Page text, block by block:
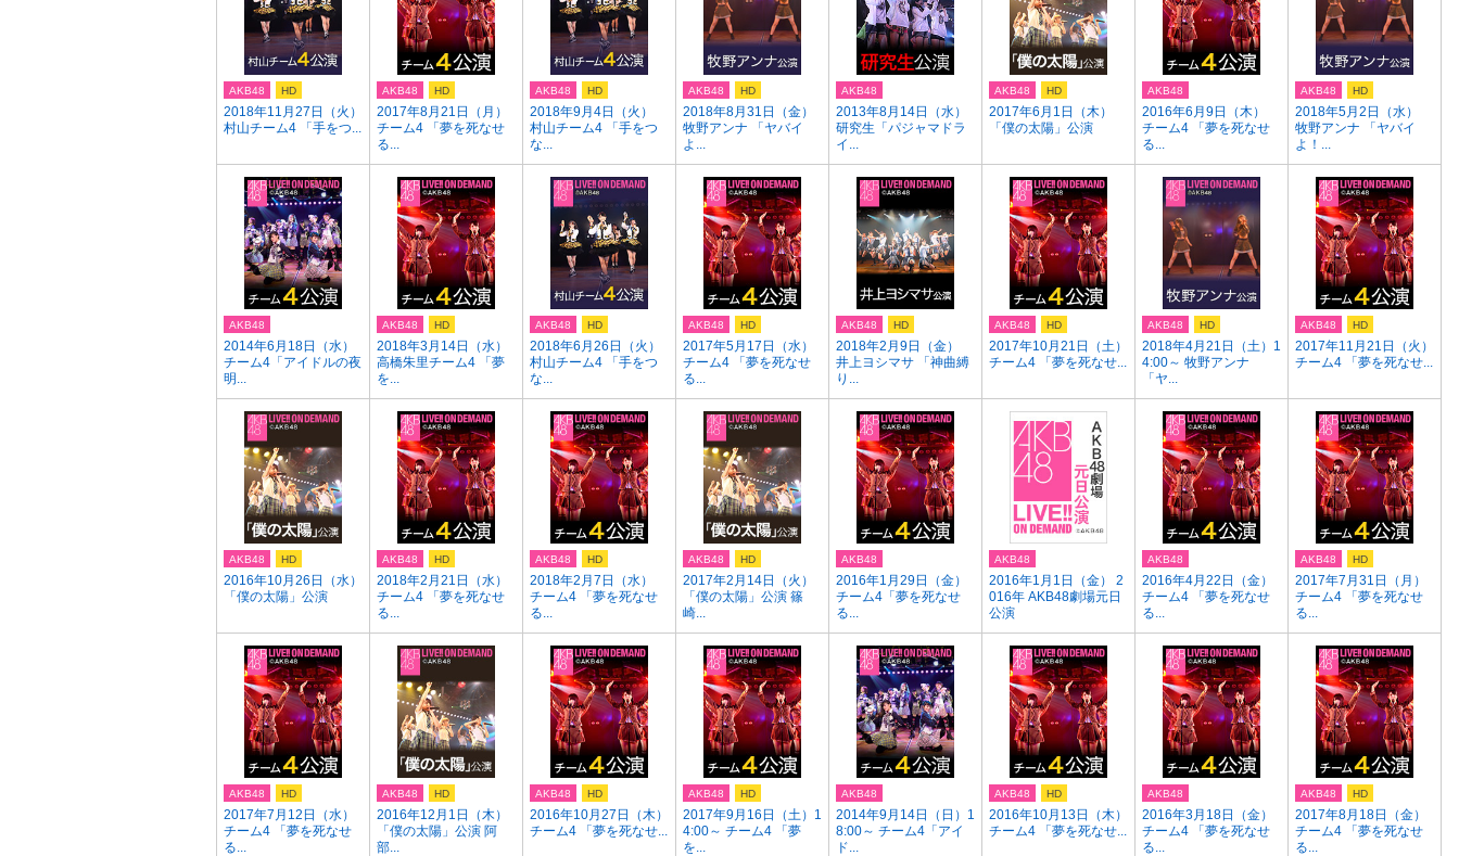
2018年11月27日（火）
村山チーム4 「手をつ...
AKB48 HD
2017年8月21日（月）
チーム4 「夢を死なせ
る...
AKB48 HD
2018年9月4日（火）
村山チーム4 「手をつ
な...
AKB48 HD
2018年8月31日（金）
牧野アンナ 「ヤバイ
よ...
AKB48 HD
2013年8月14日（水）
研究生「パジャマドラ
イ...
AKB48
2017年6月1日（木）
「僕の太陽」公演
AKB48 HD
2016年6月9日（木）
チーム4 「夢を死なせ
る...
AKB48
2018年5月2日（水）
牧野アンナ 「ヤバイ
よ！...
AKB48 HD
2014年6月18日（水）
チーム4「アイドルの夜
明...
AKB48
2018年3月14日（水）
高橋朱里チーム4 「夢
を...
AKB48 HD
2018年6月26日（火）
村山チーム4 「手をつ
な...
AKB48 HD
2017年5月17日（水）
チーム4 「夢を死なせ
る...
AKB48 HD
2018年2月9日（金）
井上ヨシマサ 「神曲縛
り...
AKB48 HD
2017年10月21日（土）
チーム4 「夢を死なせ...
AKB48 HD
2018年4月21日（土）1
4:00～ 牧野アンナ
「ヤ...
AKB48 HD
2017年11月21日（火）
チーム4 「夢を死なせ...
AKB48 HD
2016年10月26日（水）
「僕の太陽」公演
AKB48 HD
2018年2月21日（水）
チーム4 「夢を死なせ
る...
AKB48 HD
2018年2月7日（水）
チーム4 「夢を死なせ
る...
AKB48 HD
2017年2月14日（火）
「僕の太陽」公演 篠
崎...
AKB48 HD
2016年1月29日（金）
チーム4「夢を死なせ
る...
AKB48
2016年1月1日（金） 2
016年 AKB48劇場元日
公演
AKB48
2016年4月22日（金）
チーム4 「夢を死なせ
る...
AKB48
2017年7月31日（月）
チーム4 「夢を死なせ
る...
AKB48 HD
2017年7月12日（水）
チーム4 「夢を死なせ
る...
AKB48 HD
2016年12月1日（木）
「僕の太陽」公演 阿
部...
AKB48 HD
2016年10月27日（木）
チーム4 「夢を死なせ...
AKB48 HD
2017年9月16日（土）1
4:00～ チーム4 「夢
を...
AKB48 HD
2014年9月14日（日）1
8:00～ チーム4「アイ
ド...
AKB48
2016年10月13日（木）
チーム4 「夢を死なせ...
AKB48 HD
2016年3月18日（金）
チーム4 「夢を死なせ
る...
AKB48
2017年8月18日（金）
チーム4 「夢を死なせ
る...
AKB48 HD